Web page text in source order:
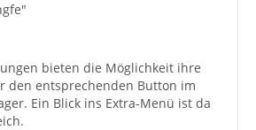
bieten die Möglichkeit ihre
den entsprechenden Button im
Ein Blick ins Extra-Menü ist da